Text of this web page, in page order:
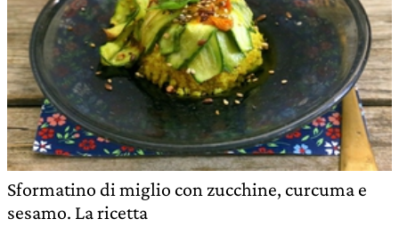
Sformatino di miglio con zucchine, curcuma e
sesamo. La ricetta